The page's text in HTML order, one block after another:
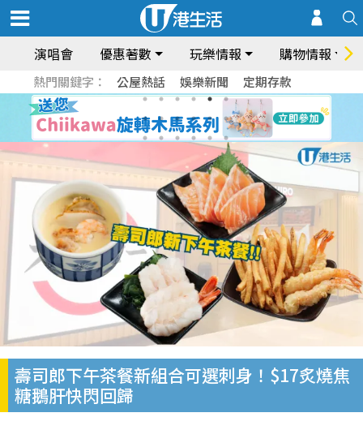
演唱會 優惠著數 玩樂情報 購物情報
熱門關鍵字： 公屋熱話 娛樂新聞 定期存款
壽司郎下午茶餐新組合可選刺身！$17炙燒焦
糖鵝肝快閃回歸